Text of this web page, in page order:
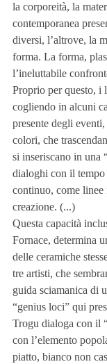
la corporeità, la
contemporanea
diversi, l’altrove, la
forma. La forma,
l’ineluttabile
Proprio per questo, i
cogliendo in alcuni
presente degli
colori, che
si inseriscano in una
dialoghi con il tempo
continuo, come linee
creazione. (...)
Questa capacità
Fornace, determina
delle ceramiche
tre artisti, che
guida sciamanica di
“genius loci” qui
Trogu dialoga con il
con l’elemento
piatto, bianco non